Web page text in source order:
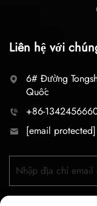
Liên hệ với
6# Đường
Quốc
+86-
[email protected]